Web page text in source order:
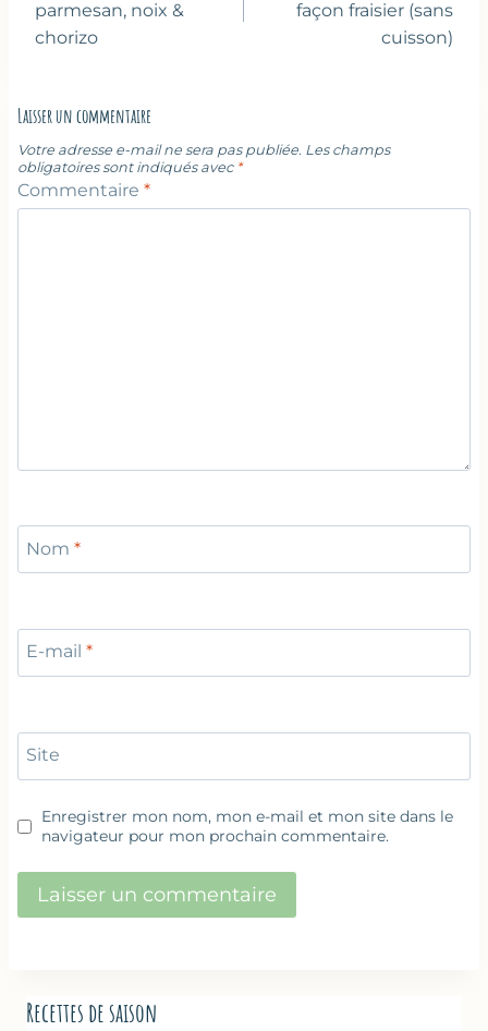
l’article
parmesan, noix &
chorizo
façon fraisier (sans
cuisson)
Laisser un commentaire
Votre adresse e-mail ne sera pas publiée. Les champs
obligatoires sont indiqués avec *
Commentaire *
Nom *
E-mail *
Site
Enregistrer mon nom, mon e-mail et mon site dans le
navigateur pour mon prochain commentaire.
Recettes de saison